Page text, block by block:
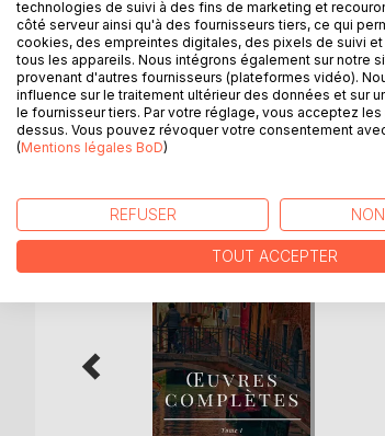
Romances sans paroles est un
dans ce recueil « Mieux exprimer
ensemble de pièces pour piano de
D’AUTRES
technologies de suivi à des fins de marketing et
côté serveur ainsi qu'à des fournisseurs tiers, ce qui
cookies, des empreintes digitales, des pixels de suivi
tous les appareils. Nous intégrons également sur notre
provenant d'autres fournisseurs (plateformes vidéo).
influence sur le traitement ultérieur des données et sur
le fournisseur tiers. Par votre réglage, vous acceptez
dessus. Vous pouvez révoquer votre consentement
(Mentions légales BoD)
REFUSER
TOUT ACCEPTER